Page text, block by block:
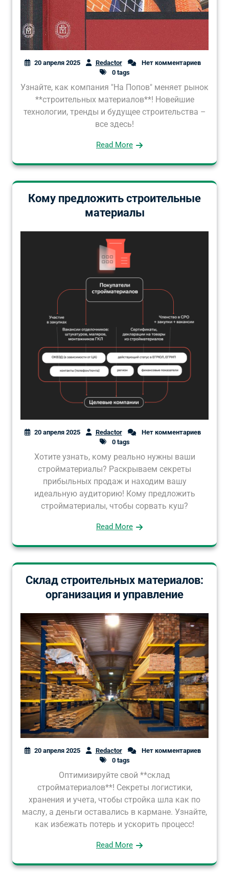
20 апреля 2025 Redactor
Нет комментариев
0 tags
Узнайте, как компания "На Попов" меняет рынок
**строительных материалов**! Новейшие
технологии, тренды и будущее строительства –
все здесь!
Read More
Кому предложить строительные
материалы
20 апреля 2025 Redactor
Нет комментариев
0 tags
Хотите узнать, кому реально нужны ваши
стройматериалы? Раскрываем секреты
прибыльных продаж и находим вашу
идеальную аудиторию! Кому предложить
стройматериалы, чтобы сорвать куш?
Read More
Склад строительных материалов:
организация и управление
20 апреля 2025 Redactor
Нет комментариев
0 tags
Оптимизируйте свой **склад
стройматериалов**! Секреты логистики,
хранения и учета, чтобы стройка шла как по
маслу, а деньги оставались в кармане. Узнайте,
как избежать потерь и ускорить процесс!
Read More